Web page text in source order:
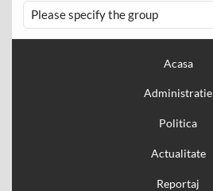
Please specify the group
Acasa
Administratie
Politica
Actualitate
Reportaj